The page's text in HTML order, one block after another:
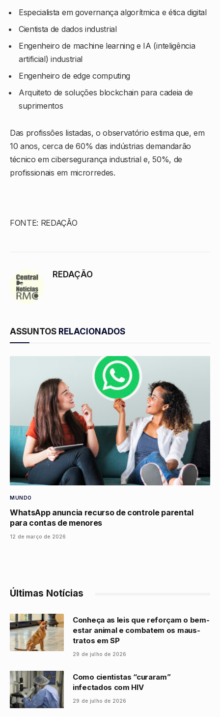
Especialista em governança algorítmica e ética digital
Cientista de dados industrial
Engenheiro de machine learning e IA (inteligência
artificial) industrial
Engenheiro de edge computing
Arquiteto de soluções blockchain para cadeia de
suprimentos
Das profissões listadas, o observatório estima que, em
10 anos, cerca de 60% das indústrias demandarão
técnico em cibersegurança industrial e, 50%, de
profissionais em microrredes.
FONTE: REDAÇÃO
REDAÇÃO
ASSUNTOS RELACIONADOS
MUNDO
WhatsApp anuncia recurso de controle parental
para contas de menores
12 de março de 2026
Últimas Notícias
Conheça as leis que reforçam o bem-
estar animal e combatem os maus-
tratos em SP
29 de julho de 2026
Como cientistas “curaram”
infectados com HIV
29 de julho de 2026